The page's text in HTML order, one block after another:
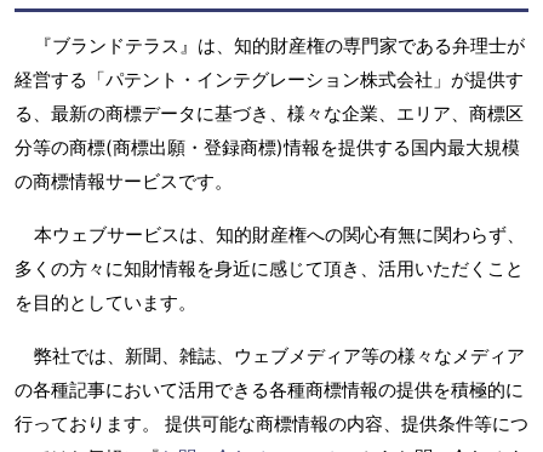
『ブランドテラス』は、知的財産権の専門家である弁理士が
経営する「パテント・インテグレーション株式会社」が提供す
る、最新の商標データに基づき、様々な企業、エリア、商標区
分等の商標(商標出願・登録商標)情報を提供する国内最大規模
の商標情報サービスです。
本ウェブサービスは、知的財産権への関心有無に関わらず、
多くの方々に知財情報を身近に感じて頂き、活用いただくこと
を目的としています。
弊社では、新聞、雑誌、ウェブメディア等の様々なメディア
の各種記事において活用できる各種商標情報の提供を積極的に
行っております。 提供可能な商標情報の内容、提供条件等につ